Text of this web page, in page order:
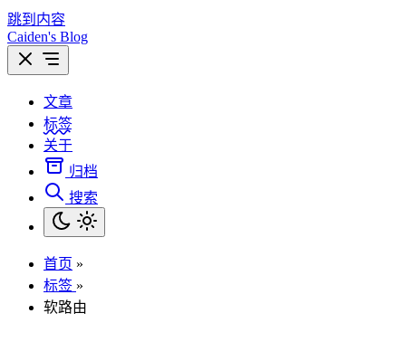
跳到内容
Caiden's Blog
文章
标签
关于
归档
搜索
首页 »
标签 »
软路由